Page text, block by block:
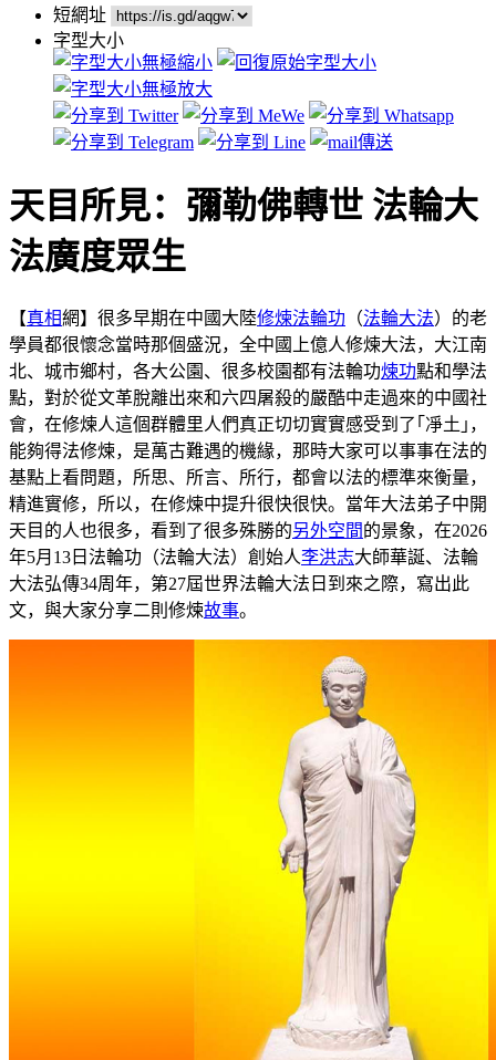
短網址
字型大小
天目所見：彌勒佛轉世 法輪大
法廣度眾生
【真相網】很多早期在中國大陸修煉法輪功 （法輪大法）的老
學員都很懷念當時那個盛況，全中國上億人修煉大法，大江南
北、城市鄉村，各大公園、很多校園都有法輪功煉功點和學法
點，對於從文革脫離出來和六四屠殺的嚴酷中走過來的中國社
會，在修煉人這個群體里人們真正切切實實感受到了｢凈土｣，
能夠得法修煉，是萬古難遇的機緣，那時大家可以事事在法的
基點上看問題，所思、所言、所行，都會以法的標準來衡量，
精進實修，所以，在修煉中提升很快很快。當年大法弟子中開
天目的人也很多，看到了很多殊勝的另外空間的景象，在2026
年5月13日法輪功（法輪大法）創始人李洪志大師華誕、法輪
大法弘傳34周年，第27屆世界法輪大法日到來之際，寫出此
文，與大家分享二則修煉故事。